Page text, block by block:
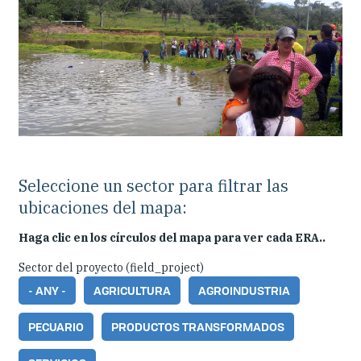
Seleccione un sector para filtrar las
ubicaciones del mapa:
Haga clic en los círculos del mapa para ver cada ERA..
Sector del proyecto (field_project)
- ANY - AGRICULTURA AGROINDUSTRIA
PECUARIO PRODUCTOS TRANSFORMADOS